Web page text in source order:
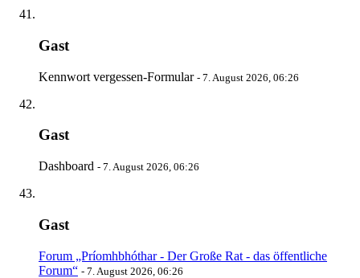
Gast
Kennwort vergessen-Formular - 7. August 2026, 06:26
Gast
Dashboard - 7. August 2026, 06:26
Gast
Forum „Príomhbhóthar - Der Große Rat - das öffentliche
Forum“ - 7. August 2026, 06:26